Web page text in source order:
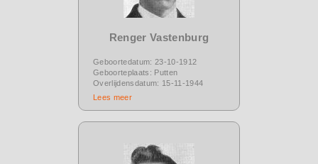
Renger Vastenburg
Geboortedatum: 23-10-1912
Geboorteplaats: Putten
Overlijdensdatum: 15-11-1944
Lees meer